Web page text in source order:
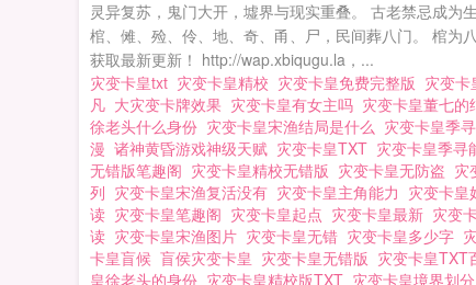
灵异复苏，鬼门大开，墟界与现实重叠。 古老禁忌成
棺、傩、殓、伶、地、奇、甬、尸，民间葬八门。 棺为
获取最新更新！ http://wap.xbiqugu.la，...
灾变卡皇txt 灾变卡皇精校 灾变卡皇免费完整版 灾变卡
凡 大灾变卡牌效果 灾变卡皇有女主吗 灾变卡皇董七的
徐老头什么身份 灾变卡皇宋渔结局是什么 灾变卡皇季寻
漫 诸神黄昏游戏神级天赋 灾变卡皇TXT 灾变卡皇季寻
无错版笔趣阁 灾变卡皇精校无错版 灾变卡皇无防盗 灾
列 灾变卡皇宋渔复活没有 灾变卡皇主角能力 灾变卡皇
读 灾变卡皇笔趣阁 灾变卡皇起点 灾变卡皇最新 灾变
读 灾变卡皇宋渔图片 灾变卡皇无错 灾变卡皇多少字
卡皇盲候 盲侯灾变卡皇 灾变卡皇无错版 灾变卡皇TXT
皇徐老头的身份 灾变卡皇精校版TXT 灾变卡皇境界划分